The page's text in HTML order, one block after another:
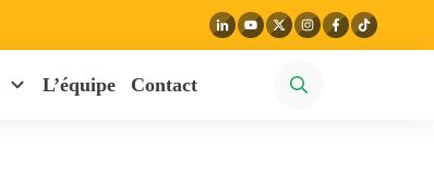
L’équipe Contact